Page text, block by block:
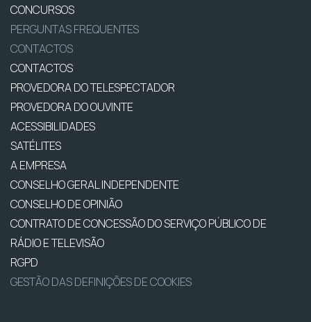
CONCURSOS
PERGUNTAS FREQUENTES
CONTACTOS
CONTACTOS
PROVEDORA DO TELESPECTADOR
PROVEDORA DO OUVINTE
ACESSIBILIDADES
SATÉLITES
A EMPRESA
CONSELHO GERAL INDEPENDENTE
CONSELHO DE OPINIÃO
CONTRATO DE CONCESSÃO DO SERVIÇO PÚBLICO DE
RÁDIO E TELEVISÃO
RGPD
GESTÃO DAS DEFINIÇÕES DE COOKIES